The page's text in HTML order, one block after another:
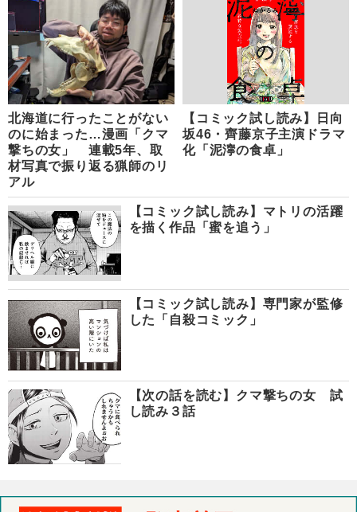
北海道に行ったことがない
のに始まった…漫画「クマ
撃ちの女」 連載5年、取
材写真で振り返る猟師のリ
アル
【コミック試し読み】日向
坂46・齊藤京子主演ドラマ
化「泥濘の食卓」
【コミック試し読み】マトリの活躍
を描く作品「蜜を追う」
【コミック試し読み】専門家が監修
した「自殺コミック」
【次の話を読む】クマ撃ちの女 試
し読み３話